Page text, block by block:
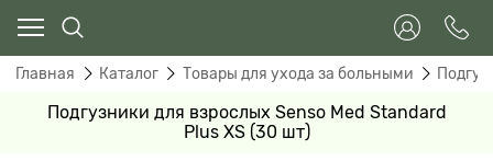
Главная Каталог Товары для ухода за больными
Подгузники для взрослых Senso Med Standard
Plus XS (30 шт)